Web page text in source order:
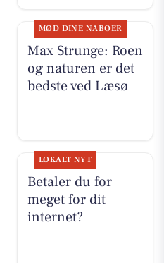
MØD DINE NABOER
Max Strunge: Roen
og naturen er det
bedste ved Læsø
LOKALT NYT
Betaler du for
meget for dit
internet?